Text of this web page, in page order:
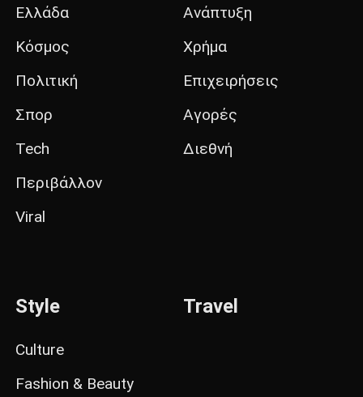
Ελλάδα
Κόσμος
Πολιτική
Σπορ
Tech
Περιβάλλον
Viral
Ανάπτυξη
Χρήμα
Επιχειρήσεις
Αγορές
Διεθνή
Style
Culture
Fashion & Beauty
Travel